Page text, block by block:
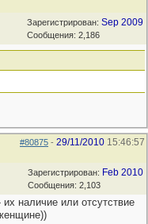
Зарегистрирован: Sep 2009
Сообщения: 2,186
#80875 - 29/11/2010 15:46:57
Зарегистрирован: Feb 2010
Сообщения: 2,103
наличие или отсутствие